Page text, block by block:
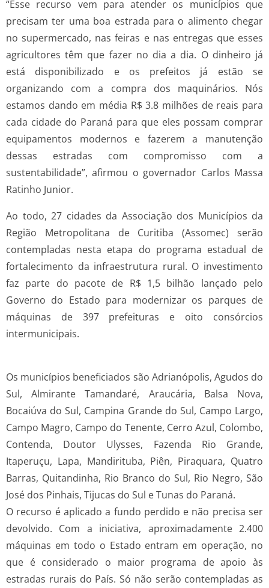
“Esse recurso vem para atender os municípios que
precisam ter uma boa estrada para o alimento chegar
no supermercado, nas feiras e nas entregas que esses
agricultores têm que fazer no dia a dia. O dinheiro já
está disponibilizado e os prefeitos já estão se
organizando com a compra dos maquinários. Nós
estamos dando em média R$ 3.8 milhões de reais para
cada cidade do Paraná para que eles possam comprar
equipamentos modernos e fazerem a manutenção
dessas estradas com compromisso com a
sustentabilidade”, afirmou o governador Carlos Massa
Ratinho Junior.
Ao todo, 27 cidades da Associação dos Municípios da
Região Metropolitana de Curitiba (Assomec) serão
contempladas nesta etapa do programa estadual de
fortalecimento da infraestrutura rural. O investimento
faz parte do pacote de R$ 1,5 bilhão lançado pelo
Governo do Estado para modernizar os parques de
máquinas de 397 prefeituras e oito consórcios
intermunicipais.
Os municípios beneficiados são Adrianópolis, Agudos do
Sul, Almirante Tamandaré, Araucária, Balsa Nova,
Bocaiúva do Sul, Campina Grande do Sul, Campo Largo,
Campo Magro, Campo do Tenente, Cerro Azul, Colombo,
Contenda, Doutor Ulysses, Fazenda Rio Grande,
Itaperuçu, Lapa, Mandirituba, Piên, Piraquara, Quatro
Barras, Quitandinha, Rio Branco do Sul, Rio Negro, São
José dos Pinhais, Tijucas do Sul e Tunas do Paraná.
O recurso é aplicado a fundo perdido e não precisa ser
devolvido. Com a iniciativa, aproximadamente 2.400
máquinas em todo o Estado entram em operação, no
que é considerado o maior programa de apoio às
estradas rurais do País. Só não serão contempladas as